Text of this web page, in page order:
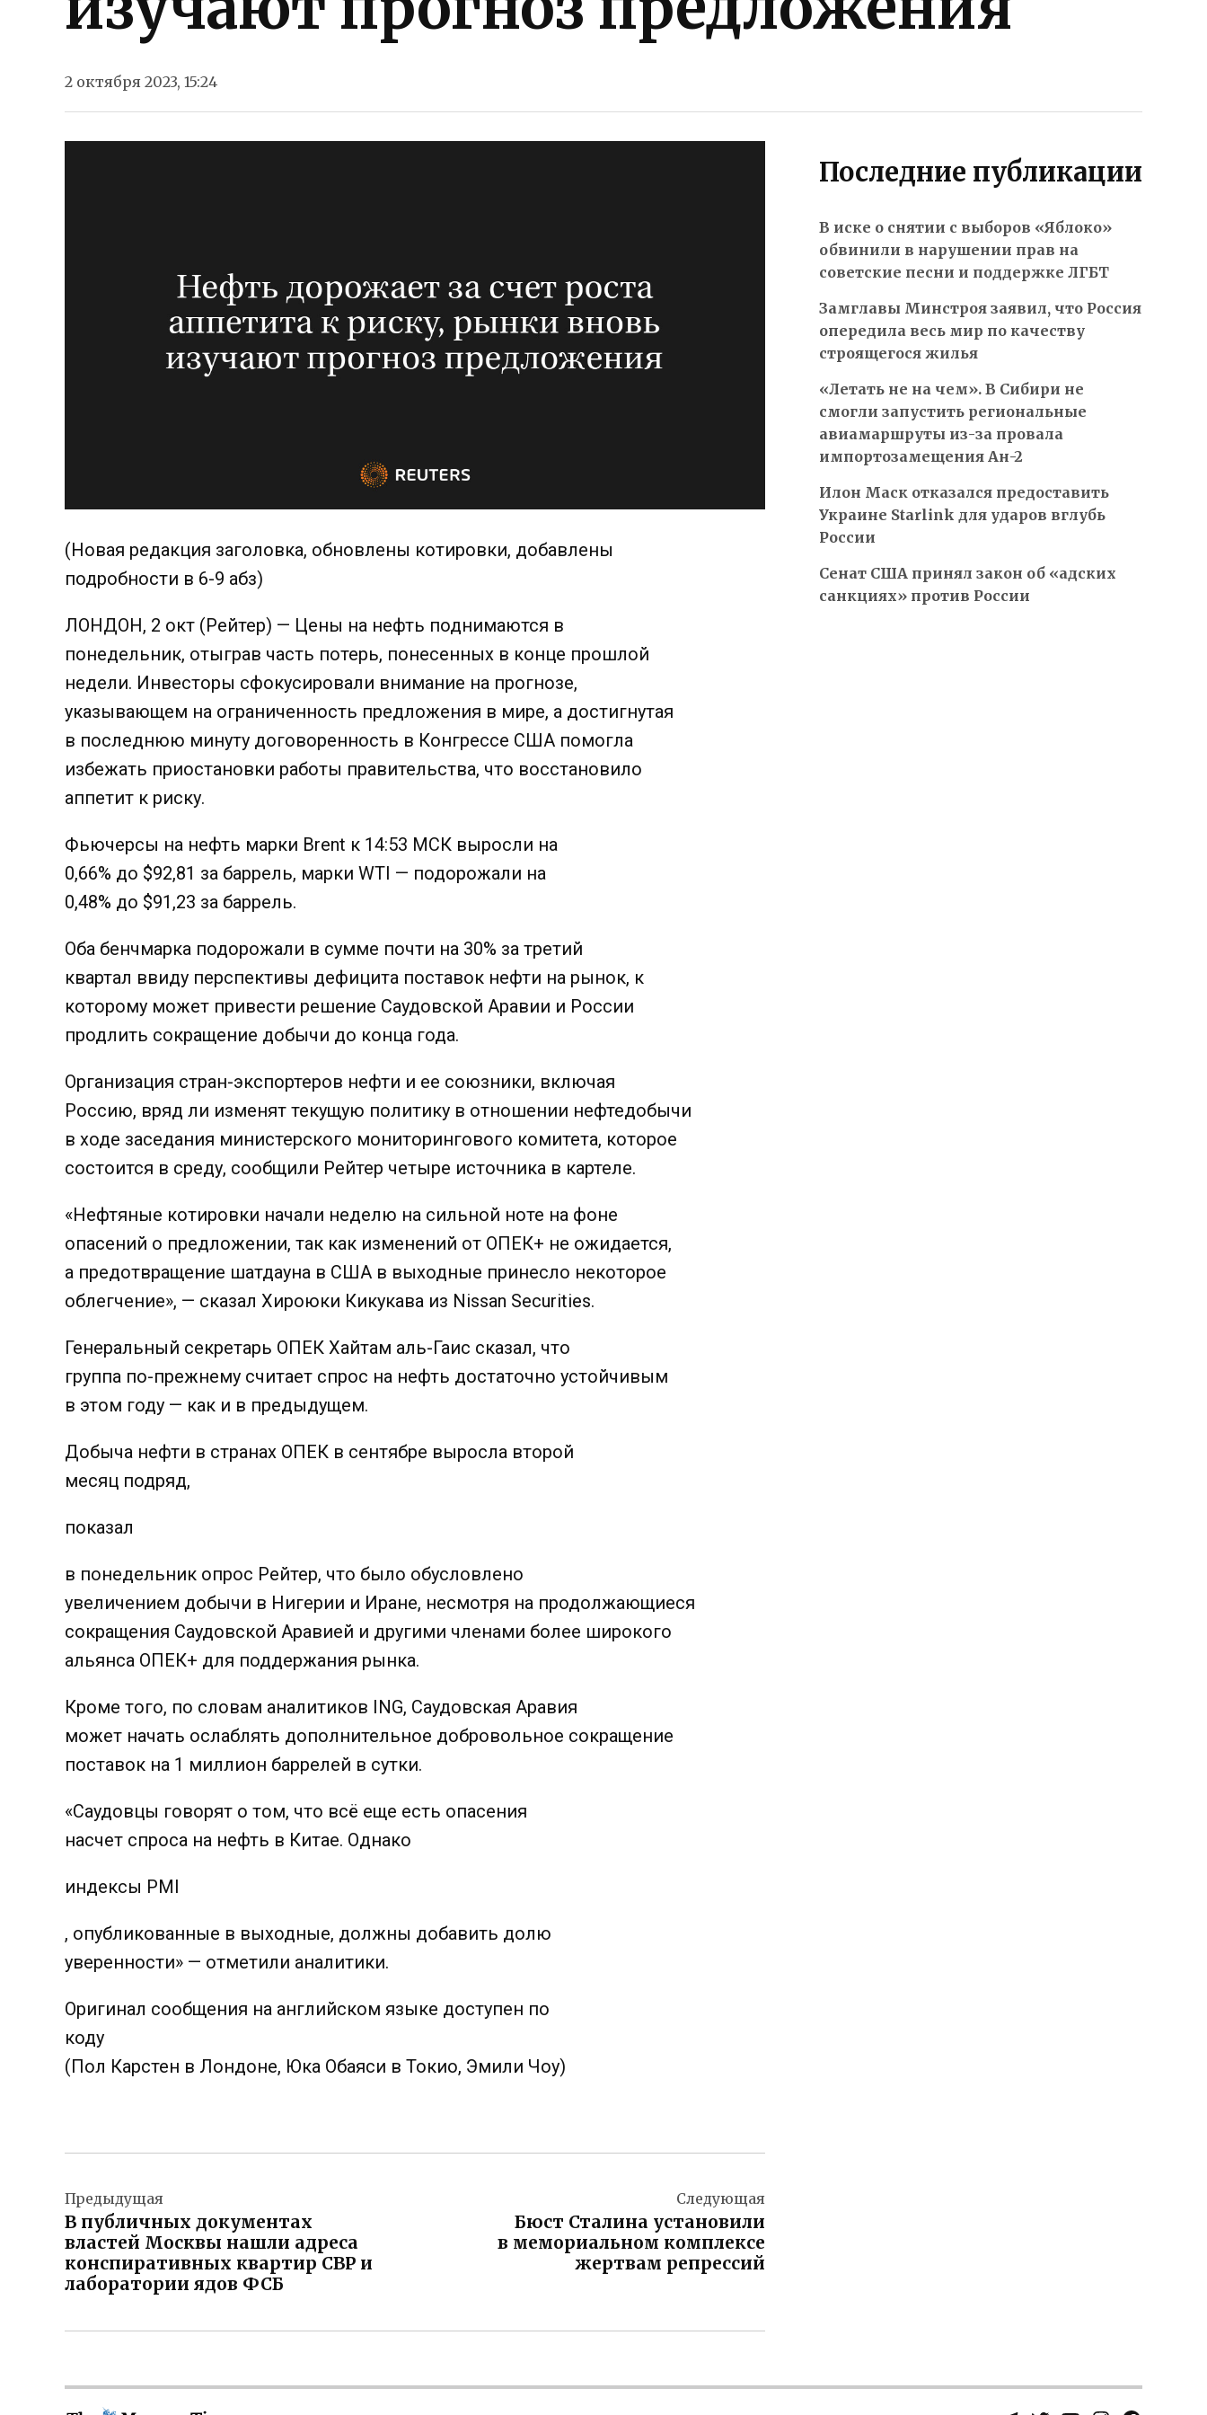
2 октября 2023, 15:24
(Новая редакция заголовка, обновлены котировки, добавлены
подробности в 6-9 абз)
ЛОНДОН, 2 окт (Рейтер) — Цены на нефть поднимаются в
понедельник, отыграв часть потерь, понесенных в конце прошлой
недели. Инвесторы сфокусировали внимание на прогнозе,
указывающем на ограниченность предложения в мире, а достигнутая
в последнюю минуту договоренность в Конгрессе США помогла
избежать приостановки работы правительства, что восстановило
аппетит к риску.
Фьючерсы на нефть марки Brent к 14:53 МСК выросли на
0,66% до $92,81 за баррель, марки WTI — подорожали на
0,48% до $91,23 за баррель.
Оба бенчмарка подорожали в сумме почти на 30% за третий
квартал ввиду перспективы дефицита поставок нефти на рынок, к
которому может привести решение Саудовской Аравии и России
продлить сокращение добычи до конца года.
Организация стран-экспортеров нефти и ее союзники, включая
Россию, вряд ли изменят текущую политику в отношении нефтедобычи
в ходе заседания министерского мониторингового комитета, которое
состоится в среду, сообщили Рейтер четыре источника в картеле.
«Нефтяные котировки начали неделю на сильной ноте на фоне
опасений о предложении, так как изменений от ОПЕК+ не ожидается,
а предотвращение шатдауна в США в выходные принесло некоторое
облегчение», — сказал Хироюки Кикукава из Nissan Securities.
Генеральный секретарь ОПЕК Хайтам аль-Гаис сказал, что
группа по-прежнему считает спрос на нефть достаточно устойчивым
в этом году — как и в предыдущем.
Добыча нефти в странах ОПЕК в сентябре выросла второй
месяц подряд,
показал
в понедельник опрос Рейтер, что было обусловлено
увеличением добычи в Нигерии и Иране, несмотря на продолжающиеся
сокращения Саудовской Аравией и другими членами более широкого
альянса ОПЕК+ для поддержания рынка.
Кроме того, по словам аналитиков ING, Саудовская Аравия
может начать ослаблять дополнительное добровольное сокращение
поставок на 1 миллион баррелей в сутки.
«Саудовцы говорят о том, что всё еще есть опасения
насчет спроса на нефть в Китае. Однако
индексы PMI
, опубликованные в выходные, должны добавить долю
уверенности» — отметили аналитики.
Оригинал сообщения на английском языке доступен по
коду
(Пол Карстен в Лондоне, Юка Обаяси в Токио, Эмили Чоу)
по
записям
Предыдущая
В публичных документах
властей Москвы нашли адреса
конспиративных квартир СВР и
лаборатории ядов ФСБ
Следующая
Бюст Сталина установили
в мемориальном комплексе
жертвам репрессий
Последние публикации
В иске о снятии с выборов «Яблоко»
обвинили в нарушении прав на
советские песни и поддержке ЛГБТ
Замглавы Минстроя заявил, что Россия
опередила весь мир по качеству
строящегося жилья
«Летать не на чем». В Сибири не
смогли запустить региональные
авиамаршруты из-за провала
импортозамещения Ан-2
Илон Маск отказался предоставить
Украине Starlink для ударов вглубь
России
Сенат США принял закон об «адских
санкциях» против России